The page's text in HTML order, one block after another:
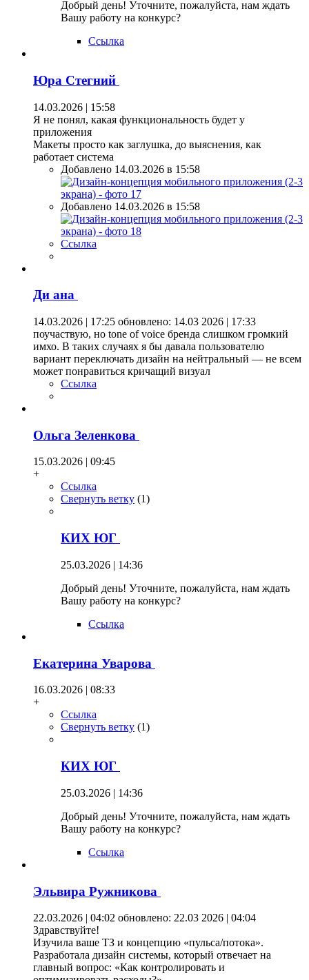
Добрый день! Уточните, пожалуйста, нам ждать
Вашу работу на конкурс?
Ссылка
Юра Стегний
14.03.2026 | 15:58
Я не понял, какая функциональность будет у
приложения
Макеты просто как заглушка, до выяснения, как
работает система
Добавлено 14.03.2026 в 15:58
Добавлено 14.03.2026 в 15:58
Ссылка
Ди ана
14.03.2026 | 17:25 обновлено: 14.03 2026 | 17:33
поучаствую, но tone of voice бренда слишком громкий
имхо. В таких случаях я бы давала пользователю
вариант переключать дизайн на нейтральный — не всем
может понравиться кричащий визуал
Ссылка
Ольга Зеленкова
15.03.2026 | 09:45
+
Ссылка
Свернуть ветку (1)
КИХ ЮГ
25.03.2026 | 14:36
Добрый день! Уточните, пожалуйста, нам ждать
Вашу работу на конкурс?
Ссылка
Екатерина Уварова
16.03.2026 | 08:33
+
Ссылка
Свернуть ветку (1)
КИХ ЮГ
25.03.2026 | 14:36
Добрый день! Уточните, пожалуйста, нам ждать
Вашу работу на конкурс?
Ссылка
Эльвира Ружникова
22.03.2026 | 04:02 обновлено: 22.03 2026 | 04:04
Здравствуйте!
Изучила ваше ТЗ и концепцию «пульса/потока».
Разработала дизайн системы, который отвечает на
главный вопрос: «Как контролировать и